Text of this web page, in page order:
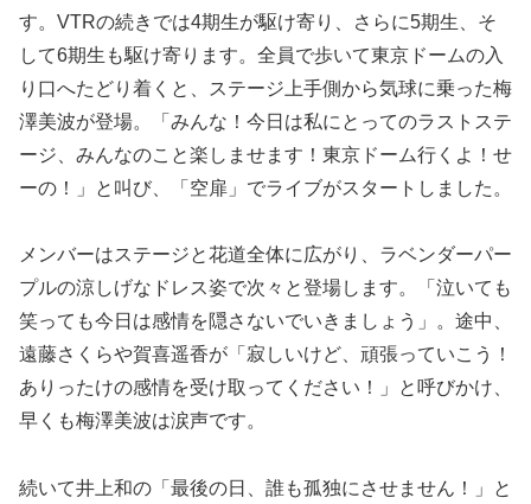
す。VTRの続きでは4期生が駆け寄り、さらに5期生、そ
して6期生も駆け寄ります。全員で歩いて東京ドームの入
り口へたどり着くと、ステージ上手側から気球に乗った梅
澤美波が登場。「みんな！今日は私にとってのラストステ
ージ、みんなのこと楽しませます！東京ドーム行くよ！せ
ーの！」と叫び、「空扉」でライブがスタートしました。
メンバーはステージと花道全体に広がり、ラベンダーパー
プルの涼しげなドレス姿で次々と登場します。「泣いても
笑っても今日は感情を隠さないでいきましょう」。途中、
遠藤さくらや賀喜遥香が「寂しいけど、頑張っていこう！
ありったけの感情を受け取ってください！」と呼びかけ、
早くも梅澤美波は涙声です。
続いて井上和の「最後の日、誰も孤独にさせません！」と